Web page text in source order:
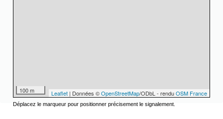
100 m Leaflet | Données ©OpenStreetMap/ODbL - renduOSM France
Déplacez le marqueur pour positionner précisement le signalement.